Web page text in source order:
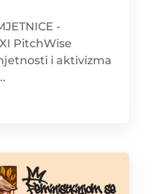
-
PitchWise
i aktivizma